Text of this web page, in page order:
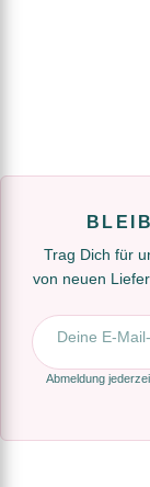
Trag Dich für
von neuen
E-Mail-Adresse
Abmeldung